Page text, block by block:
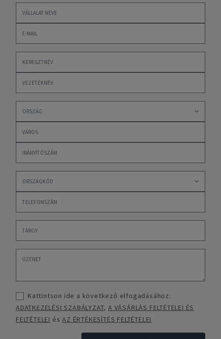
Kattintson ide a következő elfogadásához:
ADATKEZELÉSI SZABÁLYZAT,A VÁSÁRLÁS FELTÉTELEI ÉS
FELTÉTELEI ésAZ ÉRTÉKESÍTÉS FELTÉTELEI